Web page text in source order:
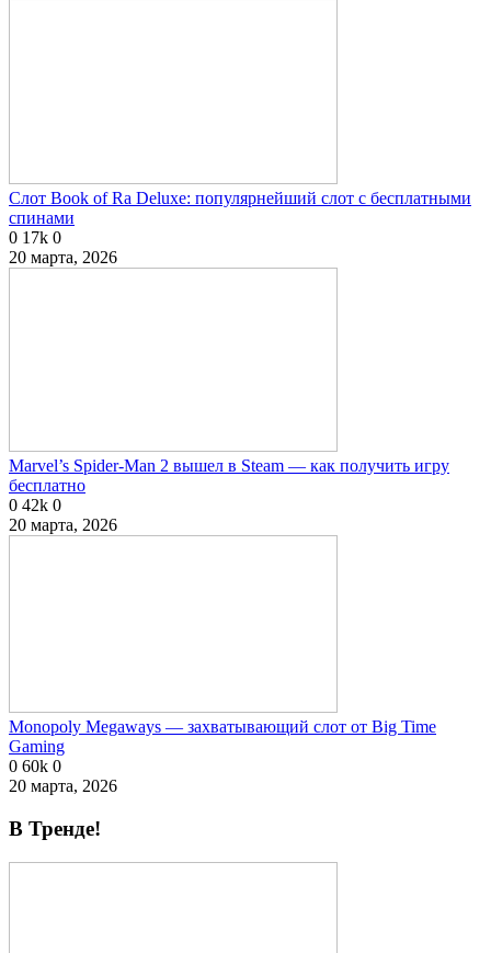
Слот Book of Ra Deluxe: популярнейший слот с бесплатными
спинами
0 17k 0
20 марта, 2026
Marvel’s Spider-Man 2 вышел в Steam — как получить игру
бесплатно
0 42k 0
20 марта, 2026
Monopoly Megaways — захватывающий слот от Big Time
Gaming
0 60k 0
20 марта, 2026
В Тренде!